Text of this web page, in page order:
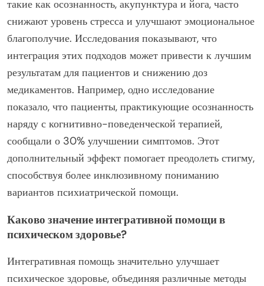
такие как осознанность, акупунктура и йога, часто
снижают уровень стресса и улучшают эмоциональное
благополучие. Исследования показывают, что
интеграция этих подходов может привести к лучшим
результатам для пациентов и снижению доз
медикаментов. Например, одно исследование
показало, что пациенты, практикующие осознанность
наряду с когнитивно-поведенческой терапией,
сообщали о 30% улучшении симптомов. Этот
дополнительный эффект помогает преодолеть стигму,
способствуя более инклюзивному пониманию
вариантов психиатрической помощи.
Каково значение интегративной помощи в
психическом здоровье?
Интегративная помощь значительно улучшает
психическое здоровье, объединяя различные методы